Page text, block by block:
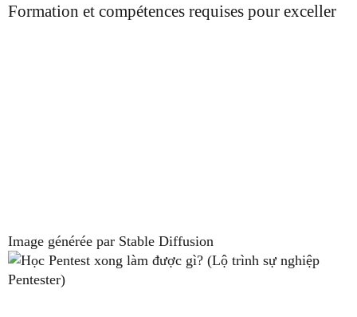
Formation et compétences requises pour exceller
Image générée par Stable Diffusion